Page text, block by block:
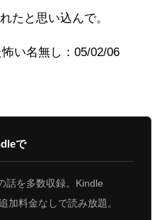
たと思い込んで。
い名無し：05/02/06
で
話を多数収録。Kindle
加料金なしで読み放題。